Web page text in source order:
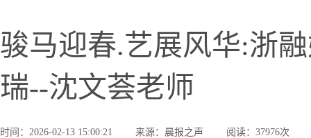
骏马迎春.艺展风华:浙
瑞--沈文荟老师
时间：2026-02-13 15:00:21 来源：晨报之声 阅读：37976次